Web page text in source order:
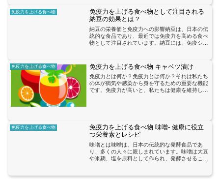
において善玉菌のバラ...
免疫力を上げる食べ物
免疫力を上げる食べ物として注目される
納豆の効果とは？
納豆の栄養価と免疫力への影響納豆は、日本の伝
統的な食品であり、最近では免疫力を高める食べ
物として注目されています。納豆には、免疫シス
まれています。ビタミ...
免疫力を上げる食べ物 免疫力を上げる食べ物 キャベツ漬け
免疫力とは何か？免疫力とは何か？それは私たち
の体が病気や感染から身を守るための重要な機能
です。免疫力が高いと、私たちは健康を維持し、
免疫力を上げる食べ物
免疫力を上げる食べ物 味噌- 健康に役立
つ栄養素とレシピ
味噌とは味噌は、日本の伝統的な発酵食品であ
り、多くの人々に親しまれています。味噌は大豆
や米麹、塩を原料として作られ、発酵させること